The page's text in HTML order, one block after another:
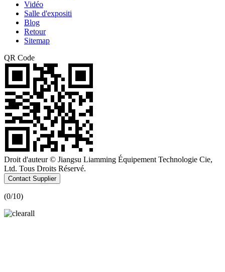
Vidéo
Salle d'expositi
Blog
Retour
Sitemap
QR Code
Droit d'auteur © Jiangsu Liamming Équipement Technologie Cie,
Ltd. Tous Droits Réservé.
Contact Supplier
(0/10)